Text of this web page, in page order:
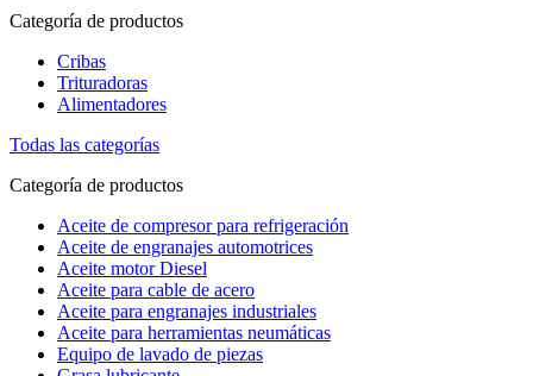
Categoría de productos
Cribas
Trituradoras
Alimentadores
Todas las categorías
Categoría de productos
Aceite de compresor para refrigeración
Aceite de engranajes automotrices
Aceite motor Diesel
Aceite para cable de acero
Aceite para engranajes industriales
Aceite para herramientas neumáticas
Equipo de lavado de piezas